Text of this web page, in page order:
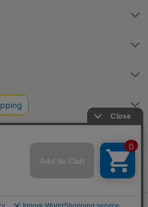
合せフォーム
サポート営業時間
（土日祝祭日はお休み）
Co., Ltd. All Rights Reserved.